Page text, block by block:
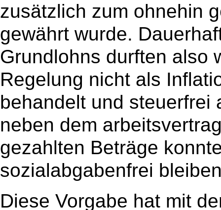
zusätzlich zum ohnehin
gewährt wurde.
Grundlohns durften also
Regelung nicht als
behandelt und steuerfrei
neben dem
gezahlten Beträge
sozialabgabenfrei
Diese Vorgabe hat mit